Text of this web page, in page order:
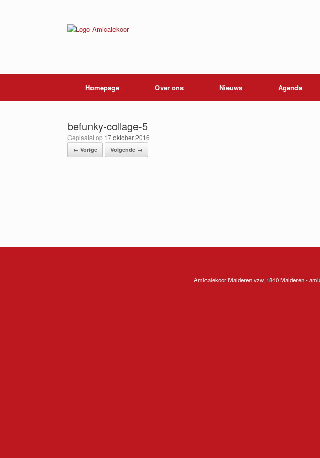
Homepage Over ons Nieuws Agenda
befunky-collage-5
Geplaatst op 17 oktober 2016
← Vorige Volgende →
Amicalekoor Malderen vzw, 1840 Malderen -